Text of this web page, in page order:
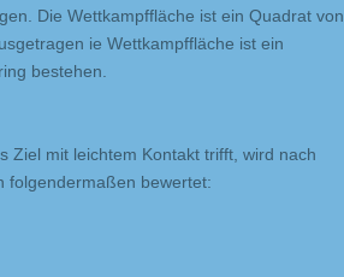
Die Wettkampffläche ist ein Quadrat von
ie Wettkampffläche ist ein
bestehen.
Ziel mit leichtem Kontakt trifft, wird nach
folgendermaßen bewertet: